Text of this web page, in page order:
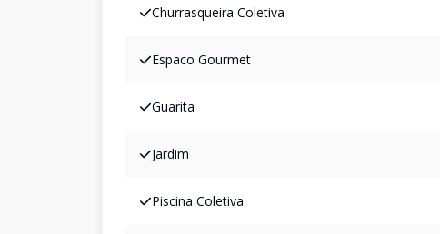
Churrasqueira Coletiva
Espaco Gourmet
Guarita
Jardim
Piscina Coletiva